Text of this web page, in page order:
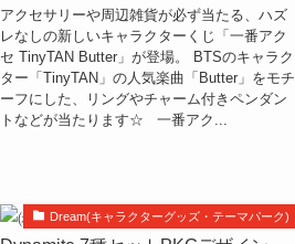
アクセサリーや周辺雑貨が必ず当たる、ハズ
レなしの新しいキャラクターくじ「一番アク
セ TinyTAN Butter」が登場。 BTSのキャラク
ター「TinyTAN」の人気楽曲「Butter」をモチ
ーフにした、リングやチャーム付きペンダン
トなどが当たります☆ 一番アク...
Dream(キャラクターグッズ・テーマパーク)